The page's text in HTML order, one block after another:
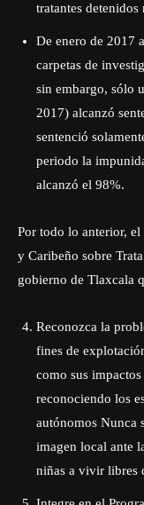
tratantes
De enero de 2017
carpetas de
sin embargo, sólo
2017) alcanzó
sentenció
periodo la
alcanzó el 98%.
Por todo lo anterior,
y Caribeño sobre
gobierno de Tlaxcala
Reconozca la
fines de
como sus
reconociendo los
autónomos Nunca
imagen local ante
niñas a vivir libres